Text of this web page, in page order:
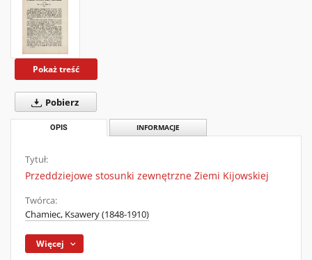
Pokaż treść
Pobierz
OPIS INFORMACJE
Tytuł:
Przeddziejowe stosunki zewnętrzne Ziemi Kijowskiej
Twórca:
Chamiec, Ksawery (1848-1910)
Więcej